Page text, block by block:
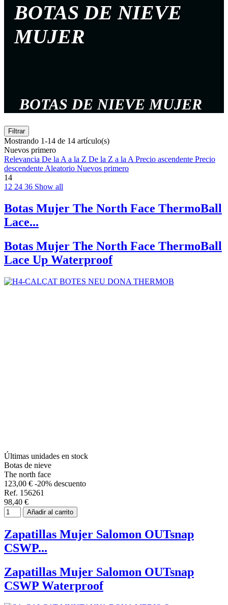
BOTAS DE NIEVE
MUJER
BOTAS DE NIEVE MUJER
Filtrar
Mostrando 1-14 de 14 artículo(s)
Nuevos primero
Relevancia De la A a la Z De la Z a la A Precio ascendente Precio
descendente Aleatorio Nuevos primero
14
12 24 36 Show all
Botas Mujer The North Face ThermoBall
Lace...
Botas Mujer The North Face ThermoBall
Lace Up Waterproof
Últimas unidades en stock
Botas de nieve
The north face
123,00 € -20% descuento
Ref. 156261
98,40 €
Añadir al carrito
Zapatillas Mujer Salomon OUTsnap
CSWP...
Zapatillas Mujer Salomon OUTsnap
CSWP Waterproof